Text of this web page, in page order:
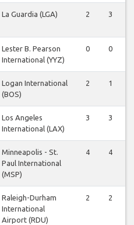
La Guardia (LGA) 2 3
Lester B. Pearson
International (YYZ)
0 0
Logan International
(BOS)
2 1
Los Angeles
International (LAX)
3 3
Minneapolis - St.
Paul International
(MSP)
4 4
Raleigh-Durham
International
Airport (RDU)
2 2